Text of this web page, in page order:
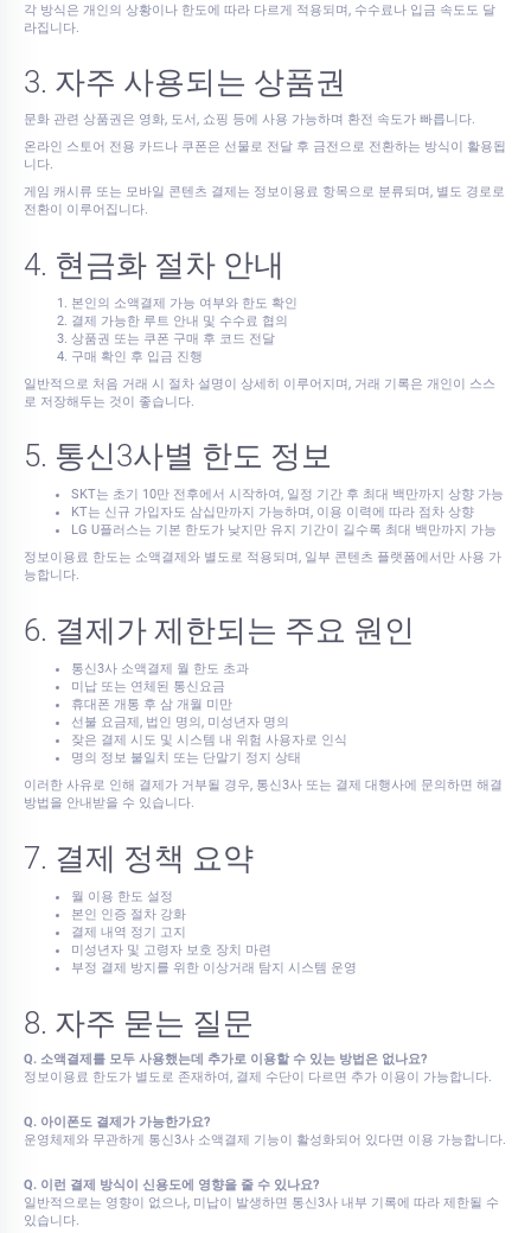
각 방식은 개인의 상황이나 한도에 따라 다르게 적용되며, 수수료나 입금 속도도 달
라집니다.
3. 자주 사용되는 상품권
문화 관련 상품권은 영화, 도서, 쇼핑 등에 사용 가능하며 환전 속도가 빠릅니다.
온라인 스토어 전용 카드나 쿠폰은 선물로 전달 후 금전으로 전환하는 방식이 활용됩
니다.
게임 캐시류 또는 모바일 콘텐츠 결제는 정보이용료 항목으로 분류되며, 별도 경로로
전환이 이루어집니다.
4. 현금화 절차 안내
본인의 소액결제 가능 여부와 한도 확인
결제 가능한 루트 안내 및 수수료 협의
상품권 또는 쿠폰 구매 후 코드 전달
구매 확인 후 입금 진행
일반적으로 처음 거래 시 절차 설명이 상세히 이루어지며, 거래 기록은 개인이 스스
로 저장해두는 것이 좋습니다.
5. 통신3사별 한도 정보
SKT는 초기 10만 전후에서 시작하여, 일정 기간 후 최대 백만까지 상향 가능
KT는 신규 가입자도 삼십만까지 가능하며, 이용 이력에 따라 점차 상향
LG U플러스는 기본 한도가 낮지만 유지 기간이 길수록 최대 백만까지 가능
정보이용료 한도는 소액결제와 별도로 적용되며, 일부 콘텐츠 플랫폼에서만 사용 가
능합니다.
6. 결제가 제한되는 주요 원인
통신3사 소액결제 월 한도 초과
미납 또는 연체된 통신요금
휴대폰 개통 후 삼 개월 미만
선불 요금제, 법인 명의, 미성년자 명의
잦은 결제 시도 및 시스템 내 위험 사용자로 인식
명의 정보 불일치 또는 단말기 정지 상태
이러한 사유로 인해 결제가 거부될 경우, 통신3사 또는 결제 대행사에 문의하면 해결
방법을 안내받을 수 있습니다.
7. 결제 정책 요약
월 이용 한도 설정
본인 인증 절차 강화
결제 내역 정기 고지
미성년자 및 고령자 보호 장치 마련
부정 결제 방지를 위한 이상거래 탐지 시스템 운영
8. 자주 묻는 질문
Q. 소액결제를 모두 사용했는데 추가로 이용할 수 있는 방법은 없나요?
정보이용료 한도가 별도로 존재하여, 결제 수단이 다르면 추가 이용이 가능합니다.
Q. 아이폰도 결제가 가능한가요?
운영체제와 무관하게 통신3사 소액결제 기능이 활성화되어 있다면 이용 가능합니다.
Q. 이런 결제 방식이 신용도에 영향을 줄 수 있나요?
일반적으로는 영향이 없으나, 미납이 발생하면 통신3사 내부 기록에 따라 제한될 수
있습니다.